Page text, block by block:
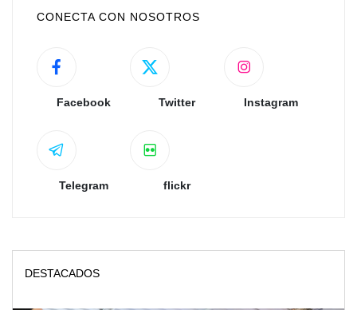
CONECTA CON NOSOTROS
Facebook Twitter Instagram
Telegram flickr
DESTACADOS